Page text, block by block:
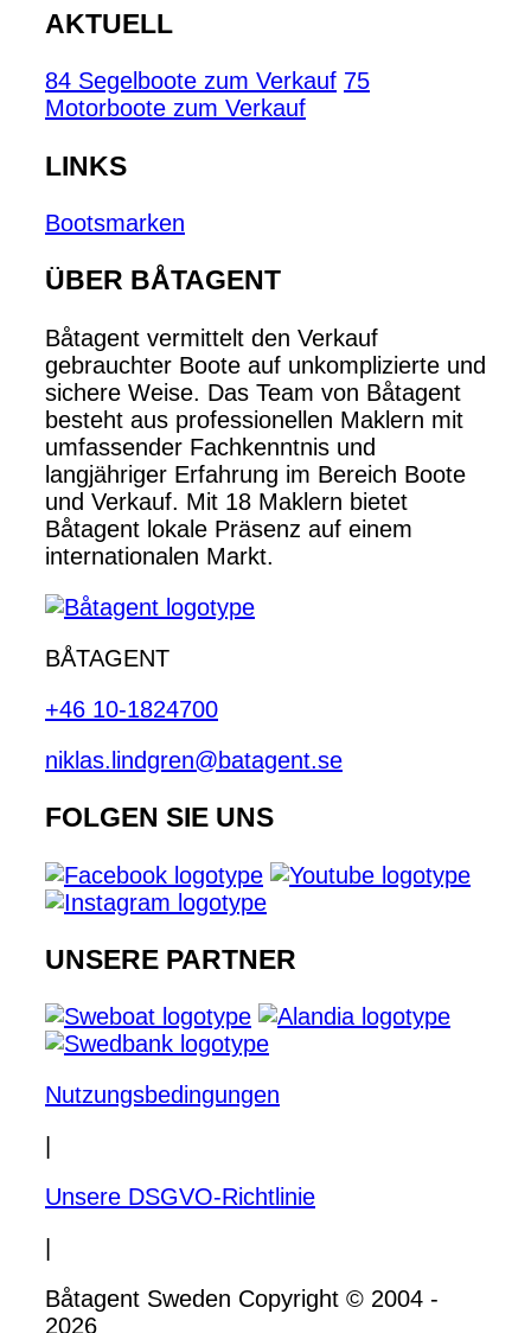
AKTUELL
84 Segelboote zum Verkauf 75
Motorboote zum Verkauf
LINKS
Bootsmarken
ÜBER BÅTAGENT
Båtagent vermittelt den Verkauf
gebrauchter Boote auf unkomplizierte und
sichere Weise. Das Team von Båtagent
besteht aus professionellen Maklern mit
umfassender Fachkenntnis und
langjähriger Erfahrung im Bereich Boote
und Verkauf. Mit 18 Maklern bietet
Båtagent lokale Präsenz auf einem
internationalen Markt.
BÅTAGENT
+46 10-1824700
niklas.lindgren@batagent.se
FOLGEN SIE UNS
UNSERE PARTNER
Nutzungsbedingungen
Unsere DSGVO-Richtlinie
Båtagent Sweden Copyright © 2004 -
2026